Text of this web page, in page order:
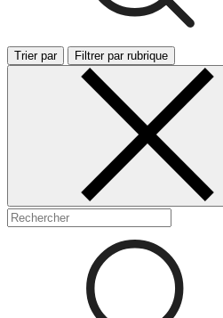
Trier par Filtrer par rubrique